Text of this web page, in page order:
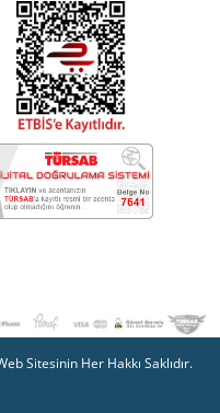
Sitesinin Her Hakkı Saklıdır.